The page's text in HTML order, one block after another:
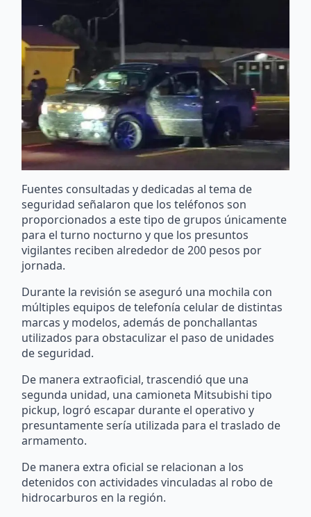
Fuentes consultadas y dedicadas al tema de
seguridad señalaron que los teléfonos son
proporcionados a este tipo de grupos únicamente
para el turno nocturno y que los presuntos
vigilantes reciben alrededor de 200 pesos por
jornada.
Durante la revisión se aseguró una mochila con
múltiples equipos de telefonía celular de distintas
marcas y modelos, además de ponchallantas
utilizados para obstaculizar el paso de unidades
de seguridad.
De manera extraoficial, trascendió que una
segunda unidad, una camioneta Mitsubishi tipo
pickup, logró escapar durante el operativo y
presuntamente sería utilizada para el traslado de
armamento.
De manera extra oficial se relacionan a los
detenidos con actividades vinculadas al robo de
hidrocarburos en la región.